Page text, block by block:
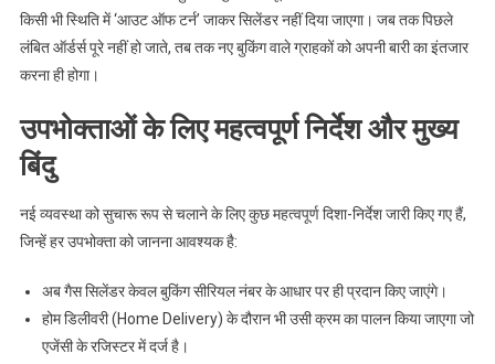
किसी भी स्थिति में ‘आउट ऑफ टर्न’ जाकर सिलेंडर नहीं दिया जाएगा। जब तक पिछले
लंबित ऑर्डर्स पूरे नहीं हो जाते, तब तक नए बुकिंग वाले ग्राहकों को अपनी बारी का इंतजार
करना ही होगा।
उपभोक्ताओं के लिए महत्वपूर्ण निर्देश और मुख्य
बिंदु
नई व्यवस्था को सुचारू रूप से चलाने के लिए कुछ महत्वपूर्ण दिशा-निर्देश जारी किए गए हैं,
जिन्हें हर उपभोक्ता को जानना आवश्यक है:
अब गैस सिलेंडर केवल बुकिंग सीरियल नंबर के आधार पर ही प्रदान किए जाएंगे।
होम डिलीवरी (Home Delivery) के दौरान भी उसी क्रम का पालन किया जाएगा जो
एजेंसी के रजिस्टर में दर्ज है।